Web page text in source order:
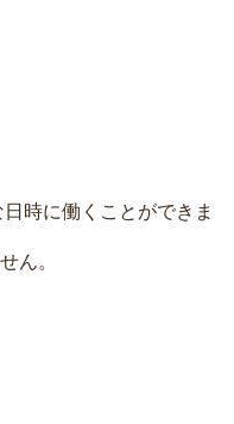
時に働くことができま
ん。